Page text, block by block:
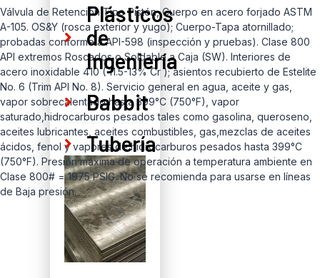
Plásticos
de
Ingeniería
Babbit
Tubería
Válvula de Retención Tipo Pistón, Cuerpo en acero forjado ASTM
A-105. OS&Y (rosca exterior y yugo); Cuerpo-Tapa atornillado;
probadas conforme a API-598 (inspección y pruebas). Clase 800
API extremos Roscados o Soldable a Caja (SW). Interiores de
acero inoxidable 410 ( 11.5-13% Cr ); asientos recubierto de Estelite
No. 6 (Trim API No. 8). Servicio general en agua, aceite y gas,
vapor sobrecalentado hasta 399°C (750°F), vapor
saturado,hidrocarburos pesados tales como gasolina, queroseno,
aceites lubricantes, aceites combustibles, gas,mezclas de aceites
ácidos, fenol y vapores de hidrocarburos pesados hasta 399°C
(750°F). Presión máxima de operación a temperatura ambiente en
Clase 800# = 1975 PSIG. No se recomienda para usarse en líneas
de Baja presión.